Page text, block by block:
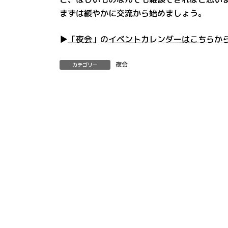
まずは緩やかに交流から始めましょう。
▶ 「夜会」のイベントカレンダーはこちらか
カテゴリー 夜会